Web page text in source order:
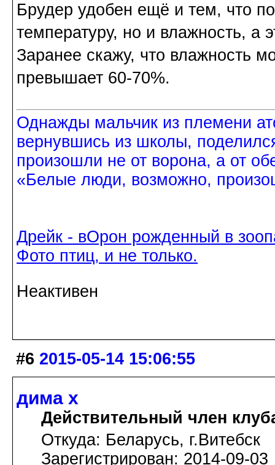
Брудер удобен ещё и тем, что
температуру, но и влажность, а
Заранее скажу, что влажность
превышает 60-70%.
Однажды мальчик из племени
вернувшись из школы,
произошли не от ворона, а от
«Белые люди, возможно,
Дрейк - вОрон рожденный в
Фото птиц, и не только.
Неактивен
#6 2015-05-14 15:06:55
дима х
Действительный член
Откуда: Беларусь, г.Витебск
Зарегистрирован: 2014-09-03